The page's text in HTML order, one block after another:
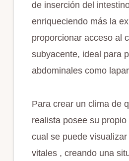
de inserción del
enriqueciendo más la
proporcionar acceso al
subyacente, ideal para
abdominales como
Para crear un clima de
realista posee su
cual se puede
vitales , creando una